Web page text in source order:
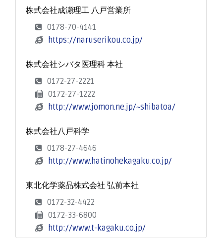
株式会社成瀬理工 八戸営業所
0178-70-4141
https://naruserikou.co.jp/
株式会社シバタ医理科 本社
0172-27-2221
0172-27-1222
http://www.jomon.ne.jp/~shibatoa/
株式会社八戸科学
0178-27-4646
http://www.hatinohekagaku.co.jp/
東北化学薬品株式会社 弘前本社
0172-32-4422
0172-33-6800
http://www.t-kagaku.co.jp/